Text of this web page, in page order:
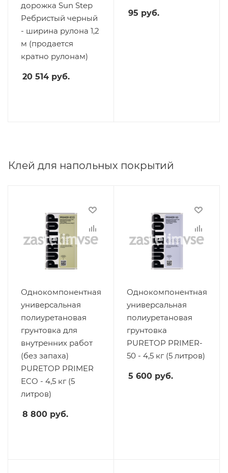
дорожка Sun Step
Ребристый черный
- ширина рулона 1,2
м (продается
кратно рулонам)
20 514 руб.
95 руб.
Клей для напольных покрытий
Однокомпонентная
универсальная
полиуретановая
грунтовка для
внутренних работ
(без запаха)
PURETOP PRIMER
ECO - 4,5 кг (5
литров)
8 800 руб.
Однокомпонентная
универсальная
полиуретановая
грунтовка
PURETOP PRIMER-
50 - 4,5 кг (5 литров)
5 600 руб.